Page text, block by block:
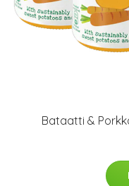
Bataatti &